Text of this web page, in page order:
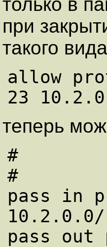
при
такого
allow
теперь
#
#
pass in
pass